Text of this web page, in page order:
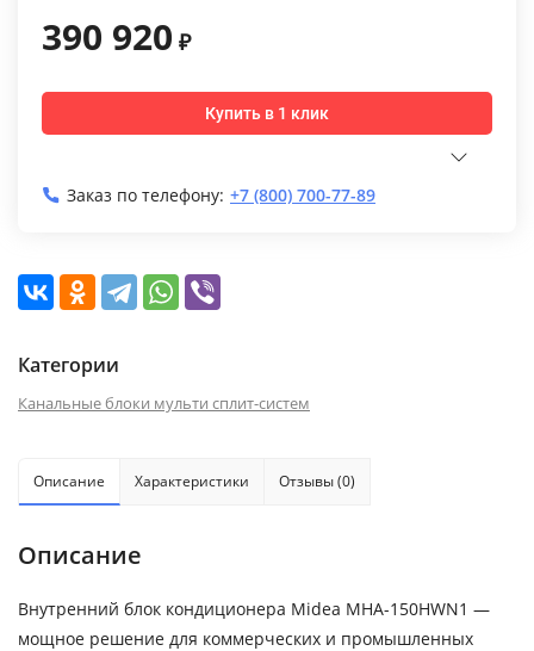
390 920 ₽
Купить в 1 клик
Заказ по телефону: +7 (800) 700-77-89
Категории
Канальные блоки мульти сплит-систем
Описание Характеристики Отзывы (0)
Описание
Внутренний блок кондиционера Midea MHA-150HWN1 —
мощное решение для коммерческих и промышленных